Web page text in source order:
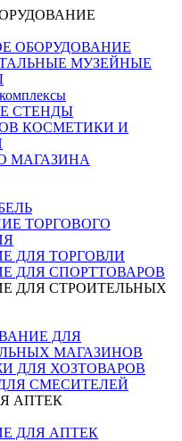
ОБОРУДОВАНИЕ
МУЗЕЙНЫЕ
СТЕНДЫ
КОСМЕТИКИ И
МАГАЗИНА
ТОРГОВОГО
ДЛЯ ТОРГОВЛИ
ДЛЯ СПОРТТОВАРОВ
ДЛЯ СТРОИТЕЛЬНЫХ
ДЛЯ
МАГАЗИНОВ
ДЛЯ ХОЗТОВАРОВ
СМЕСИТЕЛЕЙ
АПТЕК
ДЛЯ АПТЕК